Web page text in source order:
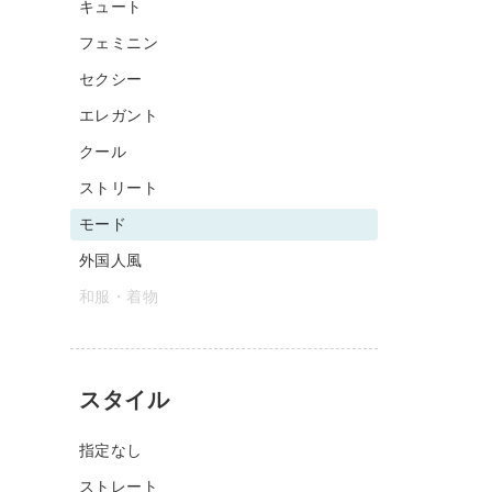
キュート
フェミニン
セクシー
エレガント
クール
ストリート
モード
外国人風
和服・着物
スタイル
指定なし
ストレート